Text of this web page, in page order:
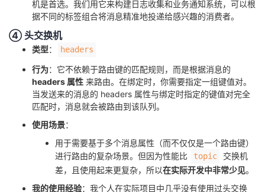
机是首选。我们用它来构建日志收集和业务通知系统，可以根
据不同的标签组合将消息精准地投递给感兴趣的消费者。
④ 头交换机
类型： headers
行为：它不依赖于路由键的匹配规则，而是根据消息的
headers 属性 来路由。在绑定时，你需要指定一组键值对。
当发送来的消息的 headers 属性与绑定时指定的键值对完全
匹配时，消息就会被路由到该队列。
使用场景：
用于需要基于多个消息属性（而不仅仅是一个路由键）
进行路由的复杂场景。但因为性能比
topic
交换机
差，且使用起来更复杂，所以在实际开发中非常少见。
我的使用经验：我个人在实际项目中几乎没有使用过头交换